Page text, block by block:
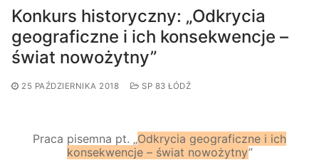
Konkurs historyczny: „Odkrycia
geograficzne i ich konsekwencje –
świat nowożytny”
25 PAŹDZIERNIKA 2018 SP 83 ŁÓDŹ
Praca pisemna pt. „Odkrycia geograficzne i ich
konsekwencje – świat nowożytny”